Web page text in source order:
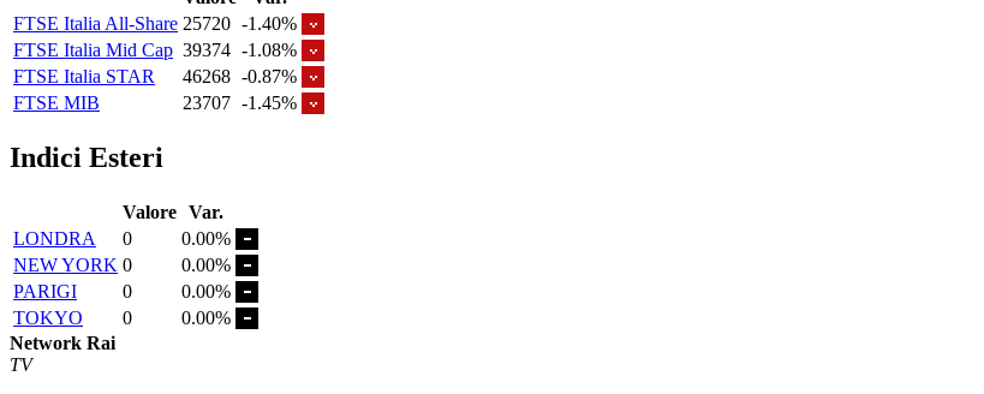
FTSE Italia All-Share 25720 -1.40%
FTSE Italia Mid Cap 39374 -1.08%
FTSE Italia STAR
46268 -0.87%
FTSE MIB
23707 -1.45%
Indici Esteri
Valore Var.
LONDRA
0
0.00%
NEW YORK 0
0.00%
PARIGI
0
0.00%
TOKYO
0
0.00%
Network Rai
TV